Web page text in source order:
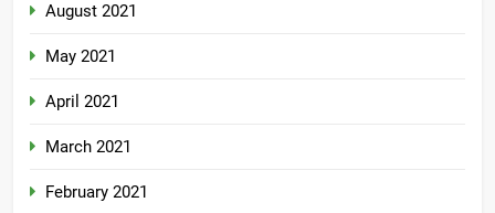
August 2021
May 2021
April 2021
March 2021
February 2021